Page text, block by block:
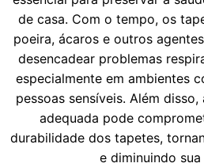
de casa. Com o tempo, os
poeira, ácaros e outros
desencadear problemas
especialmente em ambientes
pessoas sensíveis. Além
adequada pode
durabilidade dos tapetes,
e diminuindo